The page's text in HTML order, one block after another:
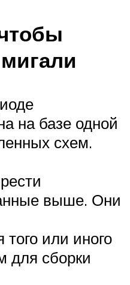
на базе одной
схем.
выше. Они
или иного
для сборки